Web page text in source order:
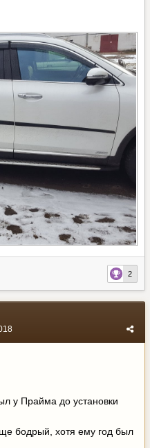
2
у Прайма до установки
бодрый, хотя ему год был